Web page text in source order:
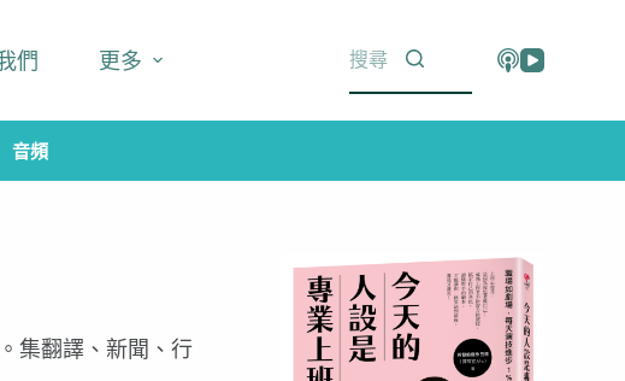
們 更多
音頻
集翻譯、新聞、行